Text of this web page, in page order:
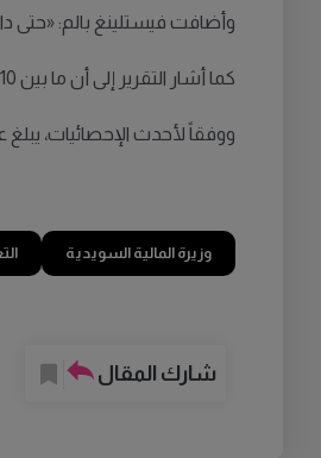
وأضافت فيستلينغ بالم:
كما أشار التقرير إلى أن ما بين 110 آلاف و185 ألف شخص يعيشون في السويد دون رقم شخصي أو رقم تنسيقي رسمي (samordningsnummer).
ووفقاً لأحدث الإحصائيات، يبلغ عدد
وزيرة المالية السويدية
شارك المقال